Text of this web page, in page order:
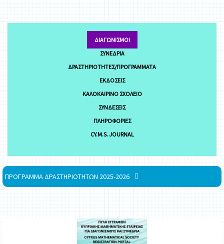
ΔΙΑΓΩΝΙΣΜΟΊ
ΣΥΝΈΔΡΙΑ
ΔΡΑΣΤΗΡΙΌΤΗΤΕΣ/ΠΡΟΓΡΆΜΜΑΤΑ
ΕΚΔΌΣΕΙΣ
ΚΑΛΟΚΑΙΡΙΝΌ ΣΧΟΛΕΊΟ
ΣΥΝΔΈΣΕΙΣ
ΠΛΗΡΟΦΟΡΊΕΣ
CY.M.S. JOURNAL
ΠΡΟΓΡΑΜΜΑ ΔΡΑΣΤΗΡΙΟΤΗΤΩΝ 2025-2026